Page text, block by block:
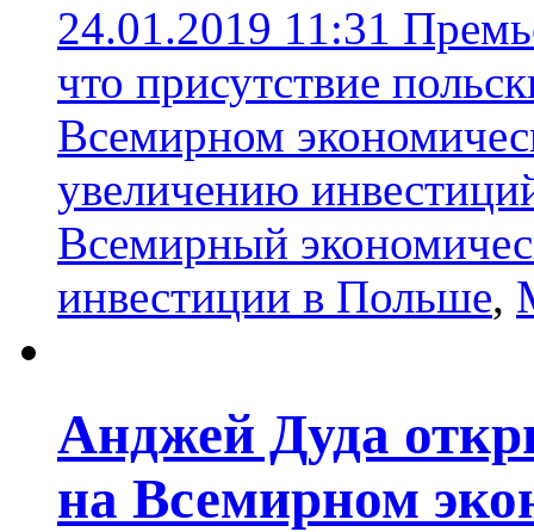
24.01.2019 11:31
что присутствие
Всемирном
увеличению
Всемирный
инвестиции в Польше,
Анджей Дуда
на Всемирном